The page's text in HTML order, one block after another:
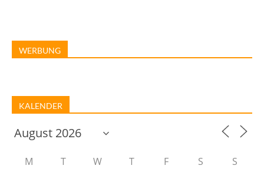
WERBUNG
KALENDER
M T W T F S S